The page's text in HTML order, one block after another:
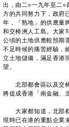
出，由二○一九年至二○
方的共同努力下，政府
年，「熟地」的供應量
和交椅洲人工島。大家
公頃的土地供應較預期
不足時候的痛苦經驗，
立土地儲備，滿足香港
望。
北部都會區以及交椅
將促成香港「南金融、
大家都知道，北部都
現時已在港的重點企業